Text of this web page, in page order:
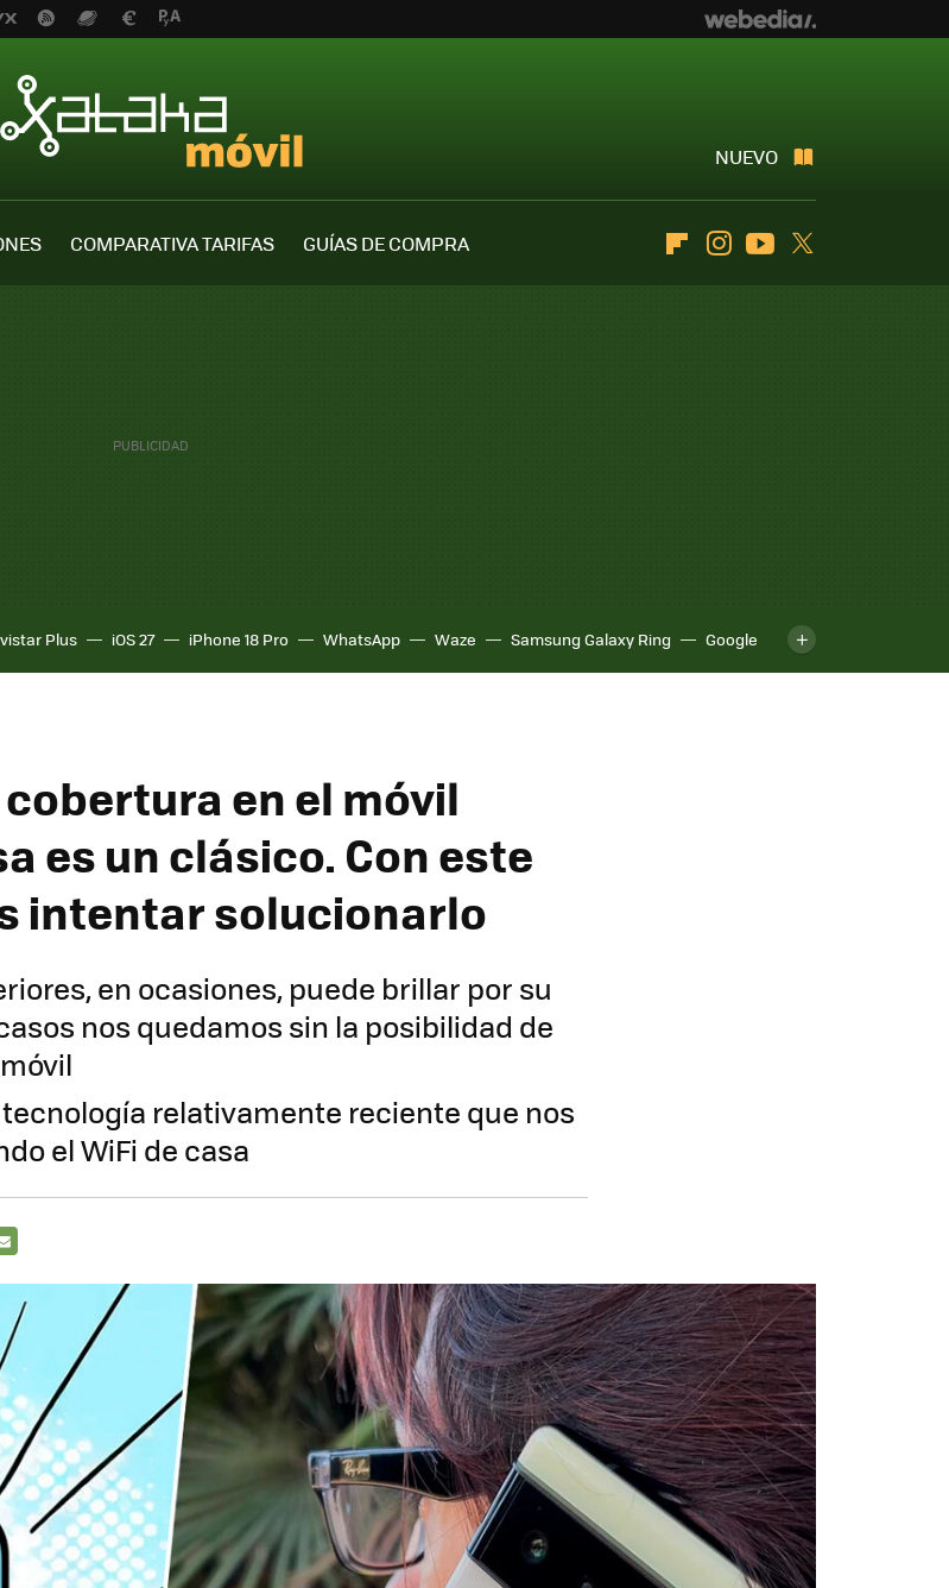
NUEVO
COMPARATIVA TARIFAS
GUÍAS DE COMPRA
FlipboardInstagramYoutube
Plus iOS 27 iPhone 18 Pro WhatsApp Waze Samsung Galaxy Ring
Google
en el móvil
es un clásico. Con este
intentar solucionarlo
en ocasiones, puede brillar por su
nos quedamos sin la posibilidad de
relativamente reciente que nos
el WiFi de casa
MAIL